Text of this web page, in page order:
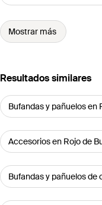
Mostrar más
Resultados similares
Bufandas y pañuelos en
Accesorios en Rojo de
Bufandas y pañuelos